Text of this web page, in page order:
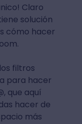
Claro
solución
cómo hacer
filtros
para hacer
que aquí
hacer de
más